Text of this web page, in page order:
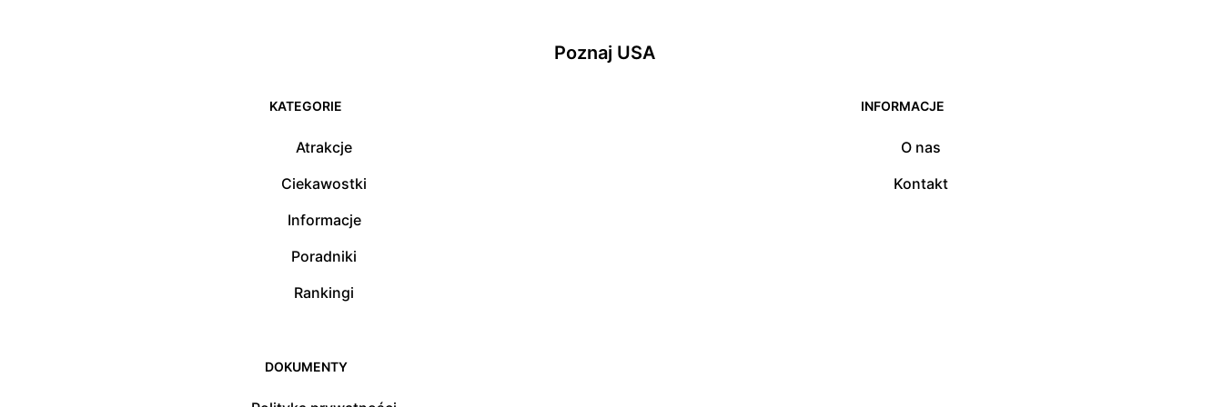
Poznaj USA
KATEGORIE
Atrakcje
Ciekawostki
Informacje
Poradniki
Rankingi
INFORMACJE
O nas
Kontakt
DOKUMENTY